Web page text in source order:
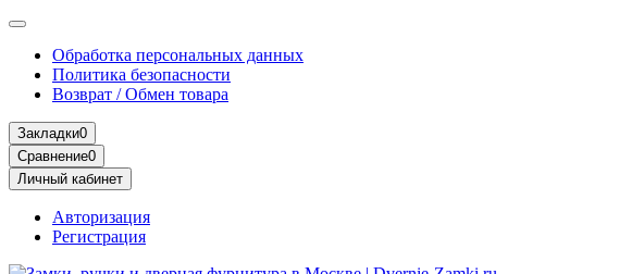
Обработка персональных данных
Политика безопасности
Возврат / Обмен товара
Закладки0
Сравнение0
Личный кабинет
Авторизация
Регистрация